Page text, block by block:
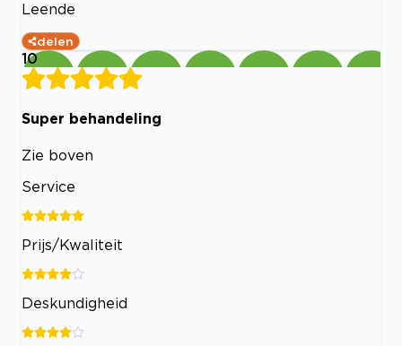
Leende
delen
10
Super behandeling
Zie boven
Service
Prijs/Kwaliteit
Deskundigheid